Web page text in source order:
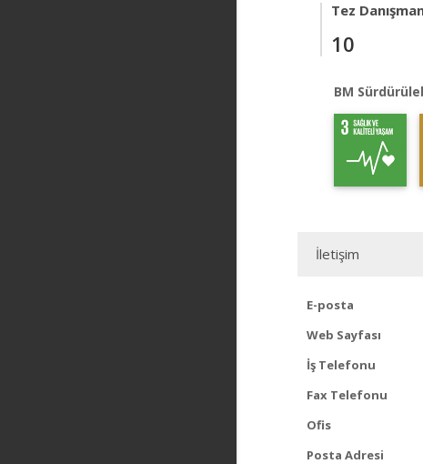
Tez
10
BM
İletişim
E-posta
Web Sayfası
İş Telefonu
Fax Telefonu
Ofis
Posta Adresi